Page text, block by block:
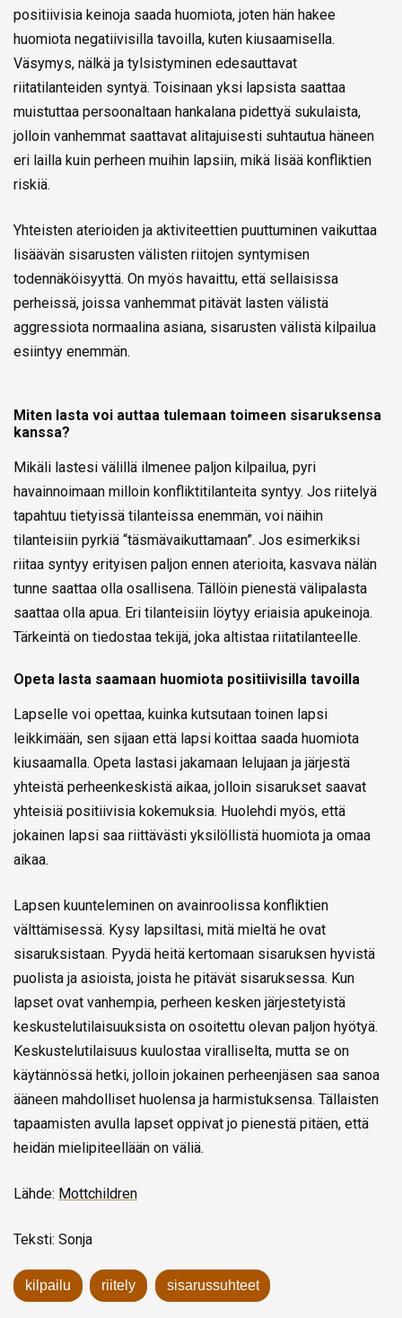
positiivisia keinoja saada huomiota, joten hän hakee
huomiota negatiivisilla tavoilla, kuten kiusaamisella.
Väsymys, nälkä ja tylsistyminen edesauttavat
riitatilanteiden syntyä. Toisinaan yksi lapsista saattaa
muistuttaa persoonaltaan hankalana pidettyä sukulaista,
jolloin vanhemmat saattavat alitajuisesti suhtautua häneen
eri lailla kuin perheen muihin lapsiin, mikä lisää konfliktien
riskiä.
Yhteisten aterioiden ja aktiviteettien puuttuminen vaikuttaa
lisäävän sisarusten välisten riitojen syntymisen
todennäköisyyttä. On myös havaittu, että sellaisissa
perheissä, joissa vanhemmat pitävät lasten välistä
aggressiota normaalina asiana, sisarusten välistä kilpailua
esiintyy enemmän.
Miten lasta voi auttaa tulemaan toimeen sisaruksensa
kanssa?
Mikäli lastesi välillä ilmenee paljon kilpailua, pyri
havainnoimaan milloin konfliktitilanteita syntyy. Jos riitelyä
tapahtuu tietyissä tilanteissa enemmän, voi näihin
tilanteisiin pyrkiä “täsmävaikuttamaan”. Jos esimerkiksi
riitaa syntyy erityisen paljon ennen aterioita, kasvava nälän
tunne saattaa olla osallisena. Tällöin pienestä välipalasta
saattaa olla apua. Eri tilanteisiin löytyy eriaisia apukeinoja.
Tärkeintä on tiedostaa tekijä, joka altistaa riitatilanteelle.
Opeta lasta saamaan huomiota positiivisilla tavoilla
Lapselle voi opettaa, kuinka kutsutaan toinen lapsi
leikkimään, sen sijaan että lapsi koittaa saada huomiota
kiusaamalla. Opeta lastasi jakamaan lelujaan ja järjestä
yhteistä perheenkeskistä aikaa, jolloin sisarukset saavat
yhteisiä positiivisia kokemuksia. Huolehdi myös, että
jokainen lapsi saa riittävästi yksilöllistä huomiota ja omaa
aikaa.
Lapsen kuunteleminen on avainroolissa konfliktien
välttämisessä. Kysy lapsiltasi, mitä mieltä he ovat
sisaruksistaan. Pyydä heitä kertomaan sisaruksen hyvistä
puolista ja asioista, joista he pitävät sisaruksessa. Kun
lapset ovat vanhempia, perheen kesken järjestetyistä
keskustelutilaisuuksista on osoitettu olevan paljon hyötyä.
Keskustelutilaisuus kuulostaa viralliselta, mutta se on
käytännössä hetki, jolloin jokainen perheenjäsen saa sanoa
ääneen mahdolliset huolensa ja harmistuksensa. Tällaisten
tapaamisten avulla lapset oppivat jo pienestä pitäen, että
heidän mielipiteellään on väliä.
Lähde: Mottchildren
Teksti: Sonja
kilpailu riitely sisarussuhteet